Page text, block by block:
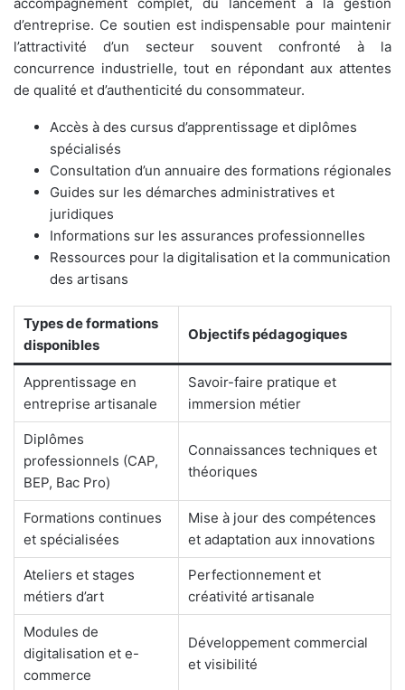
d’entreprise. Ce soutien est indispensable pour maintenir
l’attractivité d’un secteur souvent confronté à la
concurrence industrielle, tout en répondant aux attentes
de qualité et d’authenticité du consommateur.
Accès à des cursus d’apprentissage et diplômes
spécialisés
Consultation d’un annuaire des formations régionales
Guides sur les démarches administratives et
juridiques
Informations sur les assurances professionnelles
Ressources pour la digitalisation et la communication
des artisans
Types de formations
disponibles
Objectifs pédagogiques
Apprentissage en
entreprise artisanale
Savoir-faire pratique et
immersion métier
Diplômes
professionnels (CAP,
BEP, Bac Pro)
Connaissances techniques et
théoriques
Formations continues
et spécialisées
Mise à jour des compétences
et adaptation aux innovations
Ateliers et stages
métiers d’art
Perfectionnement et
créativité artisanale
Modules de
digitalisation et e-
commerce
Développement commercial
et visibilité